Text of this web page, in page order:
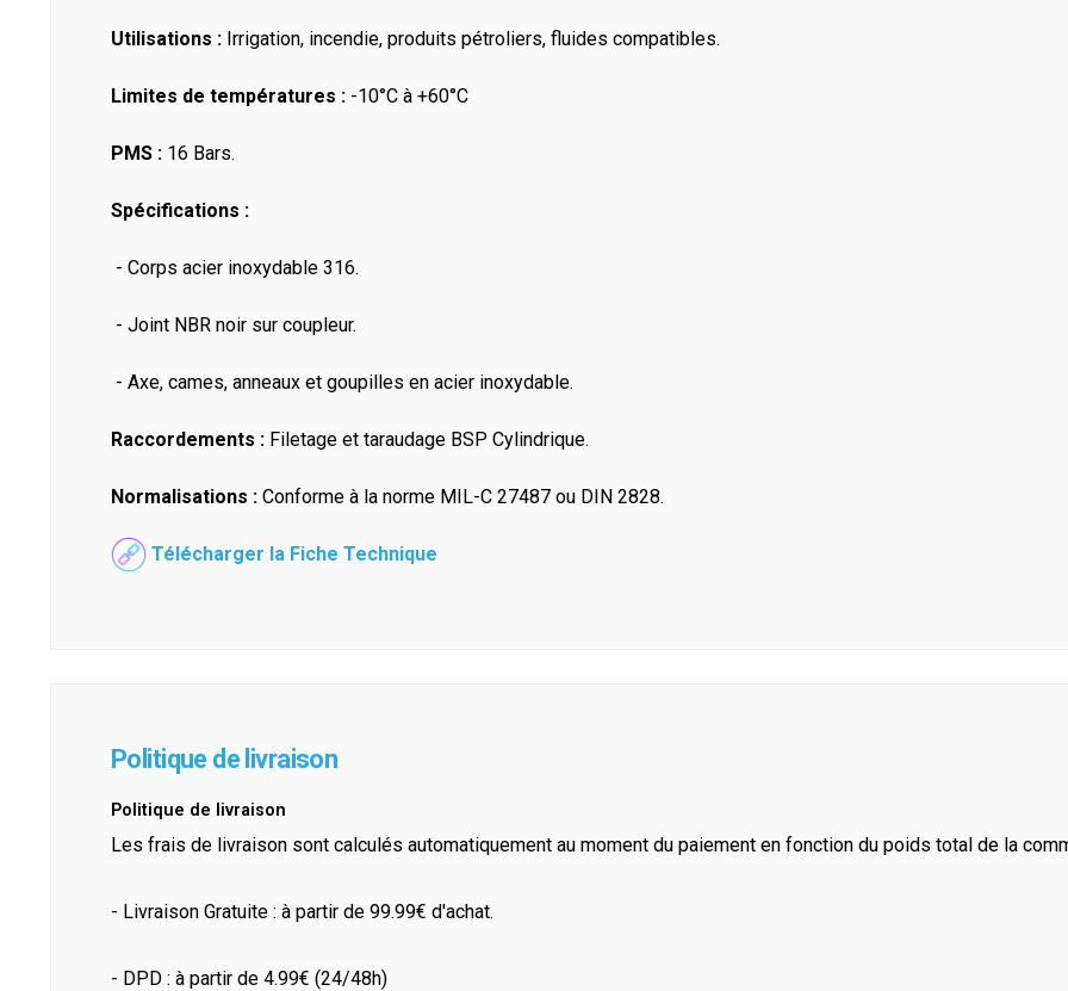
Utilisations : Irrigation, incendie, produits pétroliers, fluides compatibles.
Limites de températures : -10°C à +60°C
PMS : 16 Bars.
Spécifications :
- Corps acier inoxydable 316.
- Joint NBR noir sur coupleur.
- Axe, cames, anneaux et goupilles en acier inoxydable.
Raccordements : Filetage et taraudage BSP Cylindrique.
Normalisations : Conforme à la norme MIL-C 27487 ou DIN 2828.
Télécharger la Fiche Technique
Politique de livraison
Politique de livraison
Les frais de livraison sont calculés automatiquement au moment du paiement en fonction du poids total de la
- Livraison Gratuite : à partir de 99.99€ d'achat.
- DPD : à partir de 4.99€ (24/48h)